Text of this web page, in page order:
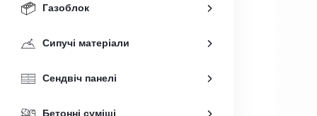
Газоблок
Сипучі матеріали
Сендвіч панелі
Бетонні суміші